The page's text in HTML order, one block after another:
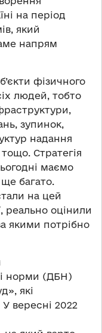
на період
який
напрям
фізичного
людей, тобто
зупинок,
надання
Стратегія
маємо
багато.
на цей
реально оцінили
якими потрібно
норми (ДБН)
які
вересні 2022